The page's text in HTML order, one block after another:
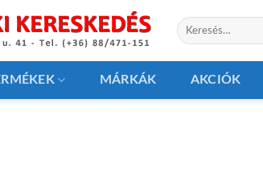
Keresés
a
MÁRKÁK AKCIÓK